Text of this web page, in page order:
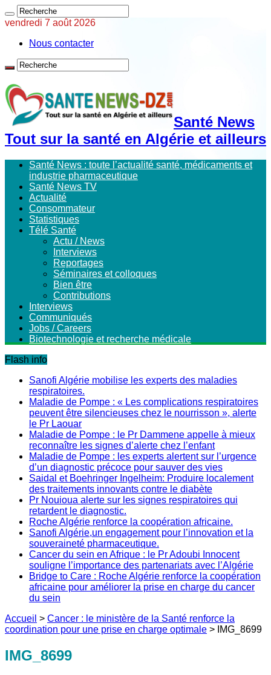
vendredi 7 août 2026
Nous contacter
Santé News
Tout sur la santé en Algérie et ailleurs
Santé News : toute l’actualité santé, médicaments et
industrie pharmaceutique
Santé News TV
Actualité
Consommateur
Statistiques
Télé Santé
Actu / News
Interviews
Reportages
Séminaires et colloques
Bien être
Contributions
Interviews
Communiqués
Jobs / Careers
Biotechnologie et recherche médicale
Flash info
Sanofi Algérie mobilise les experts des maladies
respiratoires.
Maladie de Pompe : « Les complications respiratoires
peuvent être silencieuses chez le nourrisson », alerte
le Pr Laouar
Maladie de Pompe : le Pr Dammene appelle à mieux
reconnaître les signes d’alerte chez l’enfant
Maladie de Pompe : les experts alertent sur l’urgence
d’un diagnostic précoce pour sauver des vies
Saidal et Boehringer Ingelheim: Produire localement
des traitements innovants contre le diabète
Pr Nouioua alerte sur les signes respiratoires qui
retardent le diagnostic.
Roche Algérie renforce la coopération africaine.
Sanofi Algérie,un engagement pour l’innovation et la
souveraineté pharmaceutique.
Cancer du sein en Afrique : le Pr Adoubi Innocent
souligne l’importance des partenariats avec l’Algérie
Bridge to Care : Roche Algérie renforce la coopération
africaine pour améliorer la prise en charge du cancer
du sein
Accueil > Cancer : le ministère de la Santé renforce la
coordination pour une prise en charge optimale > IMG_8699
IMG_8699